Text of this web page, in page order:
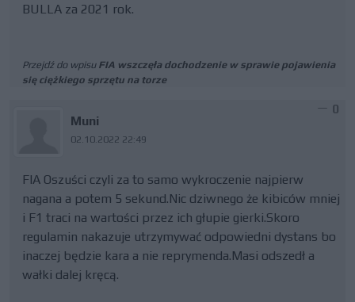
BULLA za 2021 rok.
Przejdź do wpisu FIA wszczęła dochodzenie w sprawie pojawienia
się ciężkiego sprzętu na torze
Muni
02.10.2022 22:49
0
FIA Oszuści czyli za to samo wykroczenie najpierw
nagana a potem 5 sekund.Nic dziwnego że kibiców mniej
i F1 traci na wartości przez ich głupie gierki.Skoro
regulamin nakazuje utrzymywać odpowiedni dystans bo
inaczej będzie kara a nie reprymenda.Masi odszedł a
wałki dalej kręcą.